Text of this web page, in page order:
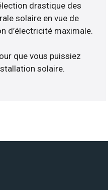
drastique des
solaire en vue de
d’électricité maximale.
que vous puissiez
solaire.